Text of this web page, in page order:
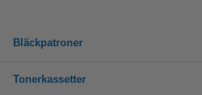
Bläckpatroner
Tonerkassetter